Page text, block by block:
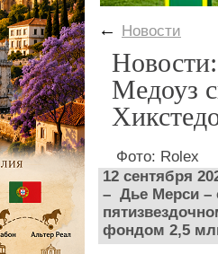
← Новости
Медоуз
Фото: Rolex
12 сентября
– Дье Мерси –
фондом 2,5